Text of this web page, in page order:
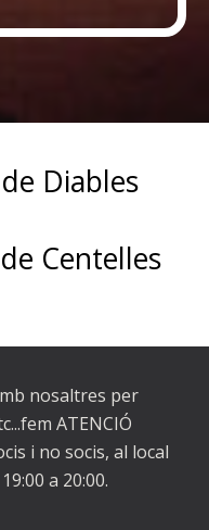
Diables
Centelles
nosaltres per
ATENCIÓ
i no socis, al local
a 20:00.